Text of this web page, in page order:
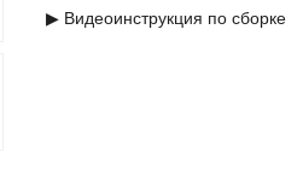
▶ Видеоинструкция по сборке